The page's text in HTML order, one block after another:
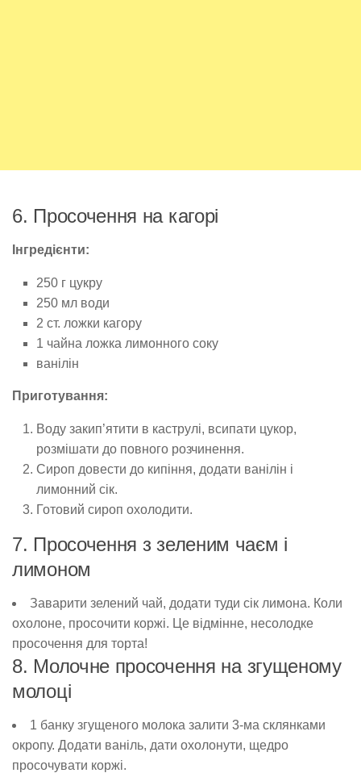
6. Просочення на кагорі
Інгредієнти:
250 г цукру
250 мл води
2 ст. ложки кагору
1 чайна ложка лимонного соку
ванілін
Приготування:
Воду закип’ятити в каструлі, всипати цукор,
розмішати до повного розчинення.
Сироп довести до кипіння, додати ванілін і
лимонний сік.
Готовий сироп охолодити.
7. Просочення з зеленим чаєм і
лимоном
Заварити зелений чай, додати туди сік лимона. Коли
охолоне, просочити коржі. Це відмінне, несолодке
просочення для торта!
8. Молочне просочення на згущеному
молоці
1 банку згущеного молока залити 3-ма склянками
окропу. Додати ваніль, дати охолонути, щедро
просочувати коржі.